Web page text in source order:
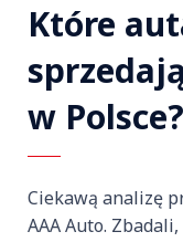
Które
w Polsce?
Ciekawą analizę
AAA Auto.